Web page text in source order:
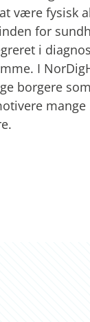
være fysisk
for
i
I
borgere
mange